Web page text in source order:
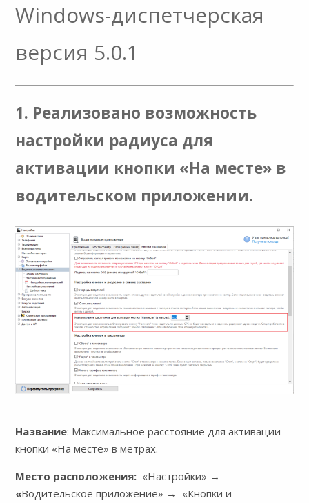
Windows-диспетчерская
версия 5.0.1
1. Реализовано возможность
настройки радиуса для
активации кнопки «На месте» в
водительском приложении.
Название: Максимальное расстояние для активации
кнопки «На месте» в метрах.
Место расположения: «Настройки» →
«Водительское приложение» → «Кнопки и